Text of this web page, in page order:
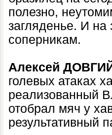
полезно,
загляденье. И на
соперникам.
Алексей
голевых атаках
реализованный
отобрал мяч у
результативный